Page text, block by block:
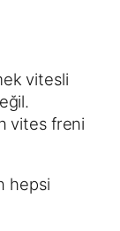
vitesli
vites freni
hepsi